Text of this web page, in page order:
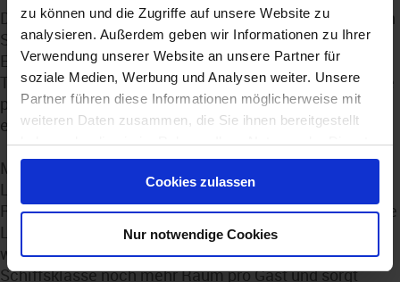
zu können und die Zugriffe auf unsere Website zu
analysieren. Außerdem geben wir Informationen zu Ihrer
Verwendung unserer Website an unsere Partner für
soziale Medien, Werbung und Analysen weiter. Unsere
Partner führen diese Informationen möglicherweise mit
weiteren Daten zusammen, die Sie ihnen bereitgestellt
haben oder die sie im Rahmen Ihrer Nutzung der Dienste
gesammelt haben.
Cookies zulassen
Nur notwendige Cookies
Dabei bleibt die Prestige den Werten von Regent Seven
Seas Cruises treu: nahezu alles ist bereits inklusive.
Exzellente Restaurants, hochwertige Getränke,
Trinkgelder, zahlreiche Landausflüge und der berühmte
persönliche Service sorgen dafür, dass sich Gäste vom
ersten Moment an vollkommen entspannen können.
Modernste Wellness- und Spa-Bereiche, elegante
Lounges, großzügige Außendecks und zahlreiche
Rückzugsmöglichkeiten schaffen eine Atmosphäre, die
Luxus nicht inszeniert, sondern selbstverständlich
wirken lässt. Gleichzeitig eröffnet die neue
Schiffsklasse noch mehr Raum pro Gast und sorgt